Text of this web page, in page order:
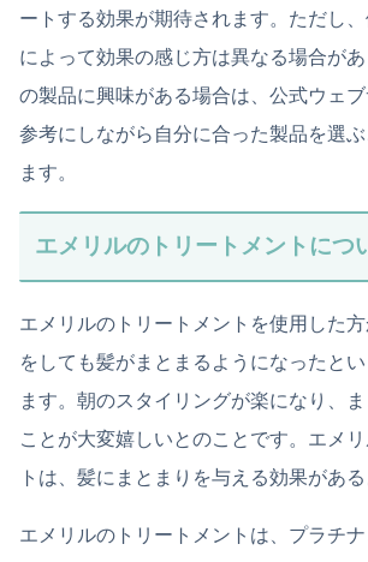
ートする効果が期待されます。ただし
によって効果の感じ方は異なる場合が
の製品に興味がある場合は、公式ウェ
参考にしながら自分に合った製品を選
ます。
エメリルのトリートメントにつ
エメリルのトリートメントを使用した
をしても髪がまとまるようになったと
ます。朝のスタイリングが楽になり、
ことが大変嬉しいとのことです。エメ
トは、髪にまとまりを与える効果がある
エメリルのトリートメントは、プラチ